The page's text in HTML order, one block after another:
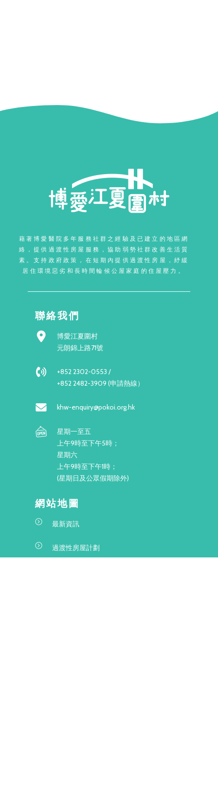
藉著博愛醫院多年服務社群之經驗及已建立的地區網
絡，提供過渡性房屋服務，協助弱勢社群改善生活質
素。支持政府政策，在短期內提供過渡性房屋，紓緩
居住環境惡劣和長時間輪候公屋家庭的住屋壓力。
聯絡我們
博愛江夏圍村
元朗錦上路71號
+852 2302-0553 /
+852 2482-3909 (申請熱線）
khw-enquiry@pokoi.org.hk
星期一至五
上午9時至下午5時；
星期六
上午9時至下午1時；
(星期日及公眾假期除外)
網站地圖
最新資訊
過渡性房屋計劃